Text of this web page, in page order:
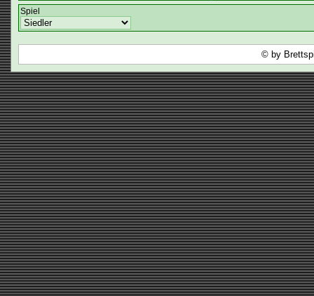
Spiel
© by